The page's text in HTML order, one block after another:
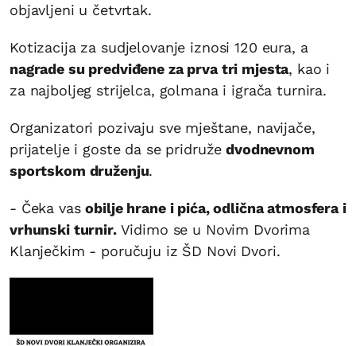
objavljeni u četvrtak.
Kotizacija za sudjelovanje iznosi 120 eura, a
nagrade su predviđene za prva tri mjesta, kao i
za najboljeg strijelca, golmana i igrača turnira.
Organizatori pozivaju sve mještane, navijače,
prijatelje i goste da se pridruže dvodnevnom
sportskom druženju.
- Čeka vasobilje hrane i pića, odlična atmosfera i
vrhunski turnir.Vidimo se u Novim Dvorima
Klanječkim - poručuju iz ŠD Novi Dvori.